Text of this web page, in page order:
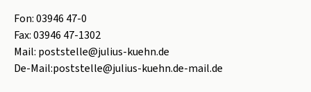
Fon:03946 47-0
Fax:03946 47-1302
Mail: poststelle@julius-kuehn.de
De-Mail:poststelle@julius-kuehn.de-mail.de